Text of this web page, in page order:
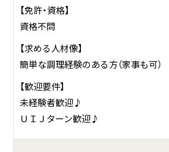
【免許・資格】
資格不問
【求める人材像】
簡単な調理経験のある方（家事も可）
【歓迎要件】
未経験者歓迎♪
ＵＩＪターン歓迎♪